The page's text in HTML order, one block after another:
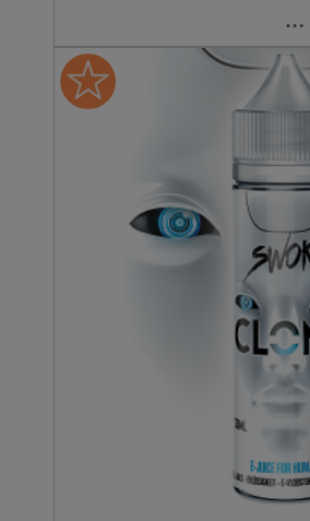
Les petits
en avoir pour
Cash, lui, sent
On devient
Cash et à sa
très riche
Crème de